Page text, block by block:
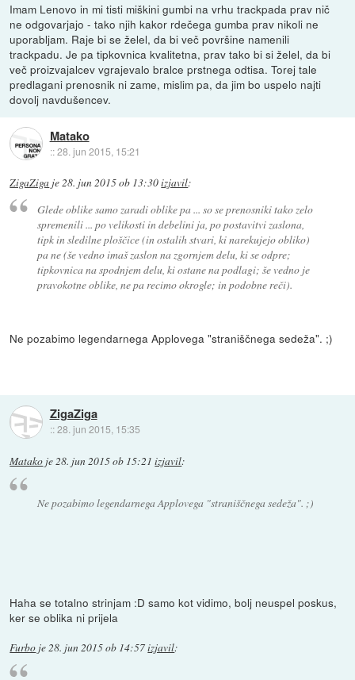
Imam Lenovo in mi tisti miškini gumbi na vrhu trackpada prav nič
ne odgovarjajo - tako njih kakor rdečega gumba prav nikoli ne
uporabljam. Raje bi se želel, da bi več površine namenili
trackpadu. Je pa tipkovnica kvalitetna, prav tako bi si želel, da bi
več proizvajalcev vgrajevalo bralce prstnega odtisa. Torej tale
predlagani prenosnik ni zame, mislim pa, da jim bo uspelo najti
dovolj navdušencev.
Matako
::28. jun 2015, 15:21
ZigaZiga je28. jun 2015 ob 13:30izjavil:
Glede oblike samo zaradi oblike pa ... so se prenosniki tako zelo
spremenili ... po velikosti in debelini ja, po postavitvi zaslona,
tipk in sledilne ploščice (in ostalih stvari, ki narekujejo obliko)
pa ne (še vedno imaš zaslon na zgornjem delu, ki se odpre;
tipkovnica na spodnjem delu, ki ostane na podlagi; še vedno je
pravokotne oblike, ne pa recimo okrogle; in podobne reči).
Ne pozabimo legendarnega Applovega "straniščnega sedeža". ;)
ZigaZiga
::28. jun 2015, 15:35
Matako je28. jun 2015 ob 15:21 izjavil:
Ne pozabimo legendarnega Applovega "straniščnega sedeža". ;)
Haha se totalno strinjam :D samo kot vidimo, bolj neuspel poskus,
ker se oblika ni prijela
Furbo je28. jun 2015 ob 14:57izjavil: